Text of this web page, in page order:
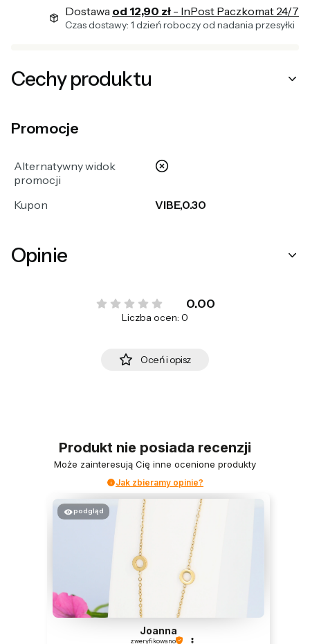
Dostawa od 12,90 zł - InPost Paczkomat 24/7
Czas dostawy: 1 dzień roboczy od nadania przesyłki
Cechy produktu
Promocje
Alternatywny widok
promocji
nie
Kupon VIBE,0.30
Opinie
0.00
Liczba ocen: 0
Oceń i opisz
Produkt nie posiada recenzji
Może zainteresują Cię inne ocenione produkty
Jak zbieramy opinie?
podgląd
Joanna
zweryfikowano